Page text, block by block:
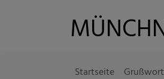
Startseite Grußwort